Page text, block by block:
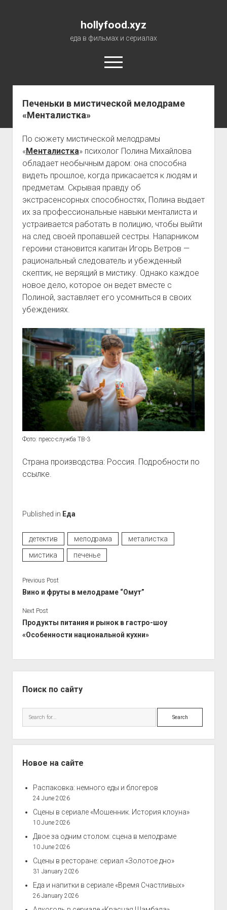
hollyfood.xyz
еда в фильмах и сериалах
open
menu
О сайте
Печеньки в мистической мелодраме
«Менталистка»
По сюжету мистической мелодрамы
«Менталистка» психолог Полина Михайлова
обладает необычным даром: она способна
видеть прошлое, когда прикасается к людям и
предметам. Скрывая правду об
экстрасенсорных способностях, Полина выдает
их за профессиональные навыки менталиста и
устраивается работать в полицию, чтобы выйти
на след своей пропавшей сестры. Напарником
героини становится капитан Игорь Ветров —
рациональный следователь и убежденный
скептик, не верящий в мистику. Однако каждое
новое дело, которое он ведет вместе с
Полиной, заставляет его усомниться в своих
убеждениях.
Фото: пресс-служба ТВ-3
Страна производства: Россия. Подробности по
ссылке.
Published in Еда
детектив мелодрама
металистка
мистика
печенье
Previous Post
Вино и фруты в мелодраме “Омут”
Next Post
Продукты питания и рынок в гастро-шоу
«Особенности национальной кухни»
Поиск по сайту
Search
Новое на сайте
Распаковка: немного еды и блогеров
24 June 2026
Сцены в сериале «Мошенник. История клоуна»
10 June 2026
Двое за одним столом: сцена в мелодраме
10 June 2026
Сцены в ресторане: сериал «Золотое дно»
31 January 2026
Еда и напитки в сериале «Время Счастливых»
26 January 2026